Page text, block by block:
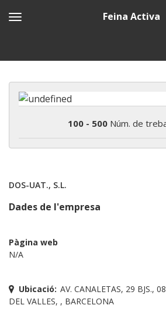
Feina Activa
100 - 500Núm. de
DOS-UAT., S.L.
Dades de l'empresa
Pàgina web
N/A
Ubicació: AV. CANALETAS, 29 BJS.,
DEL VALLES, , BARCELONA